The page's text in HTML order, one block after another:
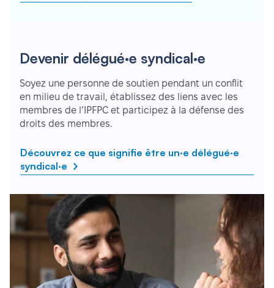
Devenir délégué·e syndical·e
Soyez une personne de soutien pendant un conflit
en milieu de travail, établissez des liens avec les
membres de l’IPFPC et participez à la défense des
droits des membres.
Découvrez ce que signifie être un·e délégué·e
syndical·e